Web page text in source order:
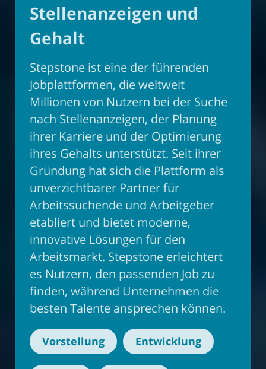
Stellenanzeigen und
Gehalt
Stepstone ist eine der führenden
Jobplattformen, die weltweit
Millionen von Nutzern bei der Suche
nach Stellenanzeigen, der Planung
ihrer Karriere und der Optimierung
ihres Gehalts unterstützt. Seit ihrer
Gründung hat sich die Plattform als
unverzichtbarer Partner für
Arbeitssuchende und Arbeitgeber
etabliert und bietet moderne,
innovative Lösungen für den
Arbeitsmarkt. Stepstone erleichtert
es Nutzern, den passenden Job zu
finden, während Unternehmen die
besten Talente ansprechen können.
Vorstellung Entwicklung